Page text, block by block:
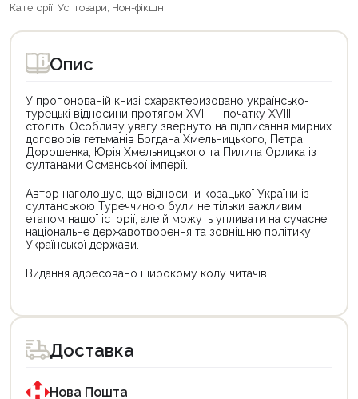
Категорії: Усі товари Нон-фікшн
Опис
У пропонованій книзі схарактеризовано українсько-
турецькі відносини протягом XVII — початку XVIII
століть. Особливу увагу звернуто на підписання мирних
договорів гетьманів Богдана Хмельницького, Петра
Дорошенка, Юрія Хмельницького та Пилипа Орлика із
султанами Османської імперії.
Автор наголошує, що відносини козацької України із
султанською Туреччиною були не тільки важливим
етапом нашої історії, але й можуть упливати на сучасне
національне державотворення та зовнішню політику
Української держави.
Видання адресовано широкому колу читачів.
товар
для
покупки
державною
програмою
товар
для
покупки
державною
програмою
Доставка
Нова Пошта